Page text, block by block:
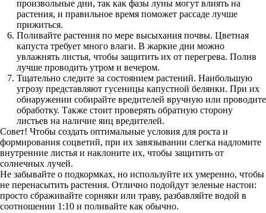
произвольные дни, так как фазы луны могут влиять на
растения, и правильное время поможет рассаде лучше
прижиться.
Поливайте растения по мере высыхания почвы. Цветная
капуста требует много влаги. В жаркие дни можно
увлажнять листья, чтобы защитить их от перегрева. Полив
лучше проводить утром и вечером.
Тщательно следите за состоянием растений. Наибольшую
угрозу представляют гусеницы капустной белянки. При их
обнаружении собирайте вредителей вручную или проводите
обработку. Также стоит проверять обратную сторону
листьев на наличие яиц вредителей.
Совет! Чтобы создать оптимальные условия для роста и
формирования соцветий, при их завязывании слегка надломите
внутренние листья и наклоните их, чтобы защитить от
солнечных лучей.
Не забывайте о подкормках, но используйте их умеренно, чтобы
не перенасытить растения. Отлично подойдут зеленые настои:
просто сбраживайте сорняки или траву, разбавляйте водой в
соотношении 1:10 и поливайте как обычно.